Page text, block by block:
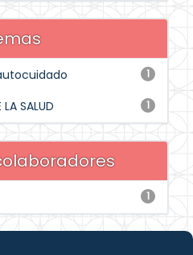
1
1
SALUD
1